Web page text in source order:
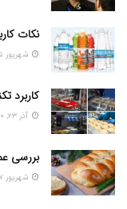
نکات
شهریور ۵, ۱۴۰۱
کاربرد
آذر ۲۳, ۱۴۰۰
بررسی
شهریور ۷, ۱۴۰۰